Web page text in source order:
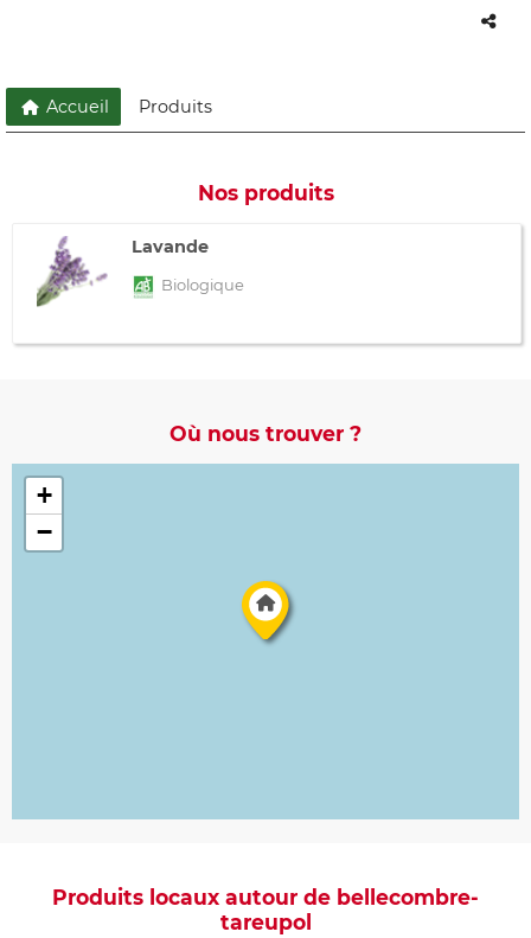
Accueil Produits
Nos produits
Lavande
Biologique
Où nous trouver ?
+
−
Produits locaux autour de bellecombre-
tareupol